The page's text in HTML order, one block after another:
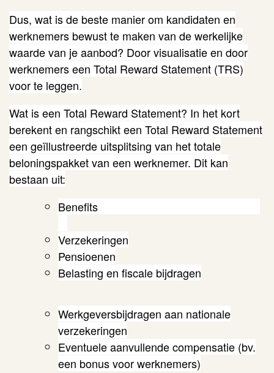
Dus, wat is de beste manier om kandidaten en
werknemers bewust te maken van de werkelijke
waarde van je aanbod? Door visualisatie en door
werknemers een Total Reward Statement (TRS)
voor te leggen.
Wat is een Total Reward Statement? In het kort
berekent en rangschikt een Total Reward Statement
een geïllustreerde uitsplitsing van het totale
beloningspakket van een werknemer. Dit kan
bestaan uit:
Benefits
Verzekeringen
Pensioenen
Belasting en fiscale bijdragen
Werkgeversbijdragen aan nationale
verzekeringen
Eventuele aanvullende compensatie (bv.
een bonus voor werknemers)